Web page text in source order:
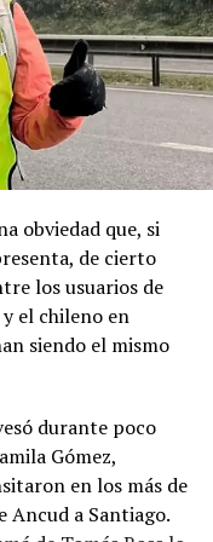
de su partido ni
Magallanes, donde
a bordo de la
tomaron posesión
izaron la bandera
parte de Chile.
obviedad que, si
de cierto
los usuarios de
el chileno en
siendo el mismo
durante poco
Gómez,
en los más de
Ancud a Santiago.